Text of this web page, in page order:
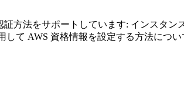
証方法をサポートしています: インスタ
て AWS 資格情報を設定する方法につい